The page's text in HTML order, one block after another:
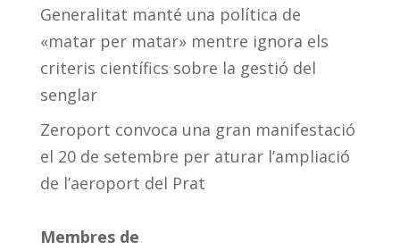
Generalitat manté una política de
«matar per matar» mentre ignora els
criteris científics sobre la gestió del
senglar
Zeroport convoca una gran manifestació
el 20 de setembre per aturar l’ampliació
de l’aeroport del Prat
Membres de